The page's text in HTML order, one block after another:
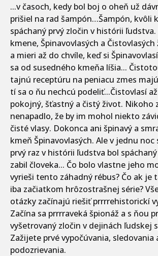
...v časoch, kedy bol boj o oheň už
prišiel na rad šampón…Šampón, kvôli
spáchaný prvý zločin v histórii ľudstva.
kmene, Špinavovlasých a
a mieri až do chvíle, keď si
sa od susedného kmeňa líšia...
tajnú receptúru na peniacu zmes
tí sa o ňu nechcú podeliť...Čistovlasí
pokojný, šťastný a čistý život. Nikoho
nenapadlo, že by im mohol niekto
čisté vlasy. Dokonca ani špinavý a
kmeň Špinavovlasých. Ale v jednu
prvý raz v histórii ľudstva bol
zabil človeka... Čo bolo vlastne jeho
vyrieši tento záhadný rébus? Čo ak je
iba začiatkom hrôzostrašnej série?
otázky začínajú riešiť prrrrehistorickí
Začína sa prrrraveká špionáž a s ňou
vyšetrovaný zločin v dejinách ľudskej
Zažijete prvé vypočúvania, sledovania
podozrievania.